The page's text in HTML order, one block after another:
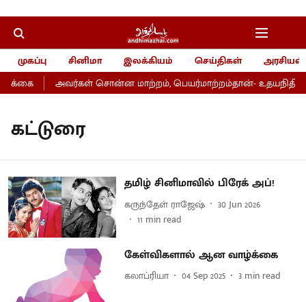
முகப்பு சினிமா இலக்கியம் செய்திகள்
அரசியல்
அவர்கள் சொன்ன மாற்றம், பெயர்மாற்றம்தான்- உதயநிதி
கட்டுரை
தமிழ் சினிமாவில் பிரேக் அப்!
கருந்தேள் ராஜேஷ்
30 Jun 2026
11 min read
கேள்விகளால் ஆன வாழ்க்கை
கலாப்ரியா 04 Sep 2025 3 min read